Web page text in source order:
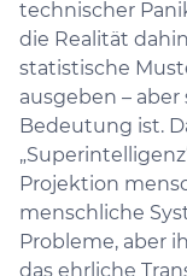
technischer
die Realität
statistische
ausgeben –
Bedeutung ist.
Projektion
menschliche
Probleme, aber
das ehrliche